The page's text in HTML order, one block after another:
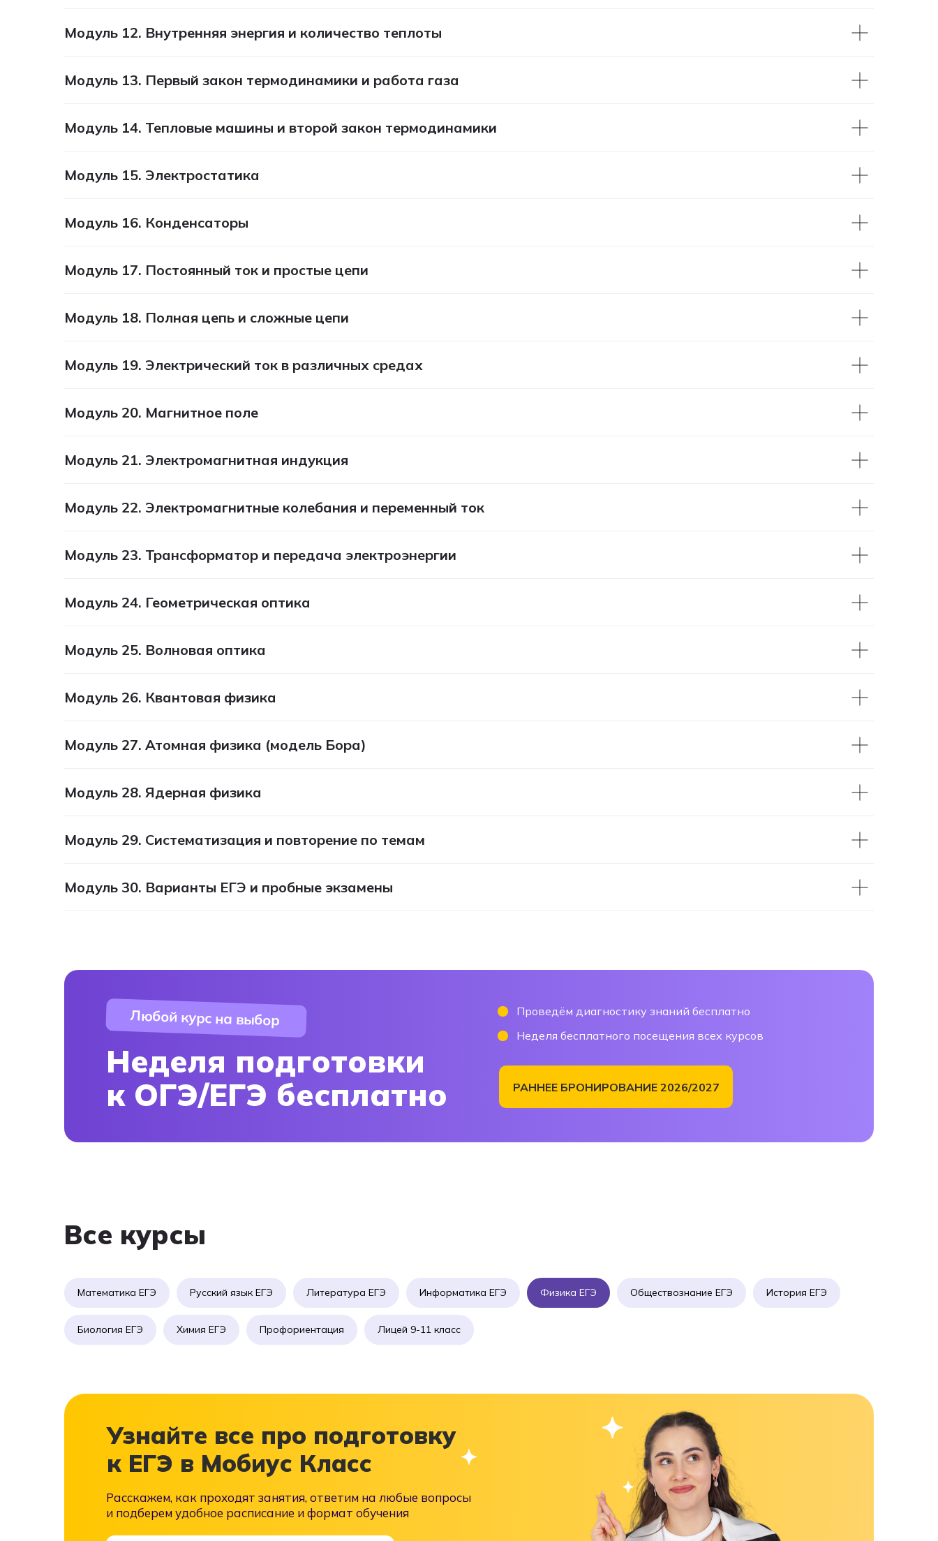
Модуль 12. Внутренняя энергия и количество теплоты
Модуль 13. Первый закон термодинамики и работа газа
Модуль 14. Тепловые машины и второй закон термодинамики
Модуль 15. Электростатика
Модуль 16. Конденсаторы
Модуль 17. Постоянный ток и простые цепи
Модуль 18. Полная цепь и сложные цепи
Модуль 19. Электрический ток в различных средах
Модуль 20. Магнитное поле
Модуль 21. Электромагнитная индукция
Модуль 22. Электромагнитные колебания и переменный ток
Модуль 23. Трансформатор и передача электроэнергии
Модуль 24. Геометрическая оптика
Модуль 25. Волновая оптика
Модуль 26. Квантовая физика
Модуль 27. Атомная физика (модель Бора)
Модуль 28. Ядерная физика
Модуль 29. Систематизация и повторение по темам
Модуль 30. Варианты ЕГЭ и пробные экзамены
Неделя подготовки
к ОГЭ/ЕГЭ бесплатно
Неделя бесплатного посещения всех курсов
Проведём диагностику знаний бесплатно
РАННЕЕ БРОНИРОВАНИЕ 2026/2027
Любой курс на выбор
Все курсы
Математика ЕГЭ Русский язык ЕГЭ Литература ЕГЭ Информатика ЕГЭ Физика ЕГЭ Обществознание ЕГЭ История ЕГЭ
Биология ЕГЭ Химия ЕГЭ Профориентация Лицей 9-11 класс
Узнайте все про подготовку
к ЕГЭ в Мобиус Класс
Расскажем, как проходят занятия, ответим на любые вопросы
и подберем удобное расписание и формат обучения